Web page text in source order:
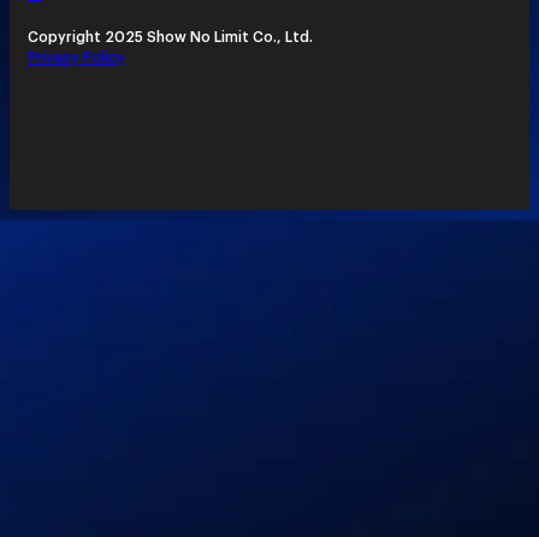
Copyright 2025 Show No Limit Co., Ltd.
Privacy Policy